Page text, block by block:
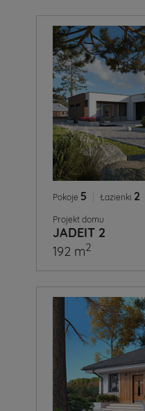
Pokoje 5 Łazienki 2
Projekt domu
JADEIT 2
192 m2